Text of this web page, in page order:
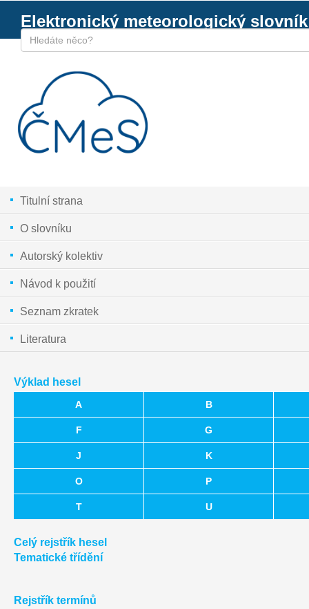
Elektronický meteorologický slovník
Titulní strana
O slovníku
Autorský kolektiv
Návod k použití
Seznam zkratek
Literatura
Výklad hesel
A B
F G
J K
O P
T U
Celý rejstřík hesel
Tematické třídění
Rejstřík termínů